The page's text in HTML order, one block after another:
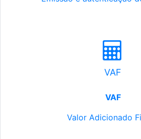
VAF
VAF
Valor Adicionado